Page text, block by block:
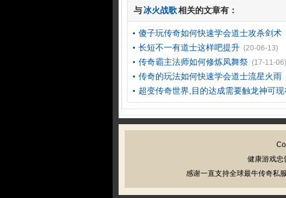
与冰火战歌相关的文章有：
傻子玩传奇如何快速学会道士攻杀剑术
长短不一有道士这样吧提升 (20-06-13)
传奇霸主法师如何修炼凤舞祭 (17-11-06)
传奇的玩法如何快速学会道士流星火雨
超变传奇世界,目的达成需要触龙神可现
健康游戏忠
感谢一直支持全球最牛传奇私